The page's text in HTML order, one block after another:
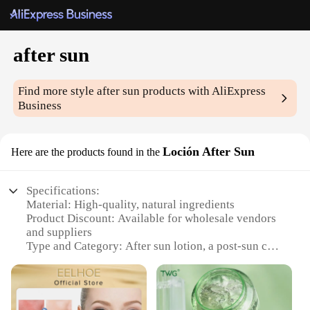
after sun
Find more styleafter sun products with AliExpress
Business
Here are the products found in the Loción After Sun
Specifications:
Material: High-quality, natural ingredients
Product Discount: Available for wholesale vendors
and suppliers
Type and Category: After sun lotion, a post-sun care
Design and Style: Sleek, user-friendly packaging
Usage and Purpose: Rapidly soothes and
moisturizes sun-exposed skin